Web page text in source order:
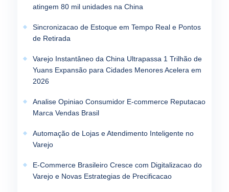
atingem 80 mil unidades na China
Sincronizacao de Estoque em Tempo Real e Pontos
de Retirada
Varejo Instantâneo da China Ultrapassa 1 Trilhão de
Yuans Expansão para Cidades Menores Acelera em
2026
Analise Opiniao Consumidor E-commerce Reputacao
Marca Vendas Brasil
Automação de Lojas e Atendimento Inteligente no
Varejo
E-Commerce Brasileiro Cresce com Digitalizacao do
Varejo e Novas Estrategias de Precificacao